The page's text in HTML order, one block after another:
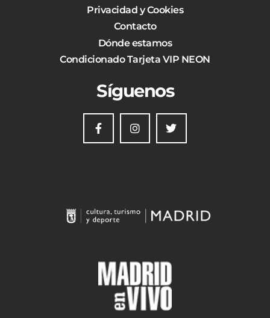
Privacidad y Cookies
Contacto
Dónde estamos
Condicionado Tarjeta VIP NEON
Síguenos